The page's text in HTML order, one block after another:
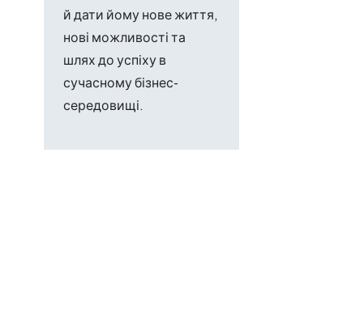
й дати йому нове життя,
нові можливості та
шлях до успіху в
сучасному бізнес-
середовищі.